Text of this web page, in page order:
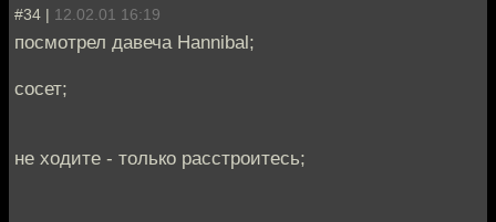
#34 | 12.02.01 16:19
посмотрел давеча Hannibal;
сосет;
не ходите - только расстроитесь;